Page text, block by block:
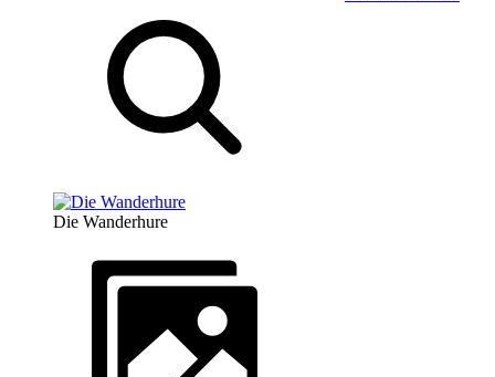
Die Wanderhure